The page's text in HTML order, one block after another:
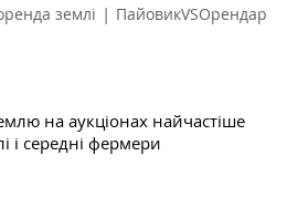
землі | ПайовикVSОрендар
на аукціонах найчастіше
і середні фермери